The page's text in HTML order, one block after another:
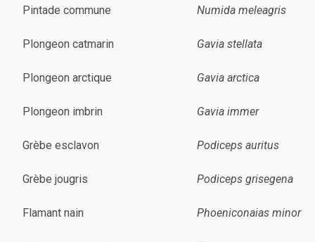
Pintade commune Numida meleagris
Plongeon catmarin Gavia stellata
Plongeon arctique Gavia arctica
Plongeon imbrin Gavia immer
Grèbe esclavon Podiceps auritus
Grèbe jougris Podiceps grisegena
Flamant nain Phoeniconaias minor